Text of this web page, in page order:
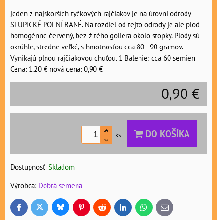
jeden z najskorších tyčkových rajčiakov je na úrovni odrody
STUPICKÉ POLNÍ RANÉ. Na rozdiel od tejto odrody je ale plod
homogénne červený, bez žltého goliera okolo stopky. Plody sú
okrúhle, stredne veľké, s hmotnosťou cca 80 - 90 gramov.
Vynikajú plnou rajčiakovou chuťou. 1 Balenie: cca 60 semien
Cena: 1.20 € nová cena: 0,90 €
0,90 €
ks DO KOŠÍKA
Dostupnosť: Skladom
Výrobca: Dobrá semena
FacebookTwitter BlueskyPinterestReddit LinkedInWhatsApp
E-
mail